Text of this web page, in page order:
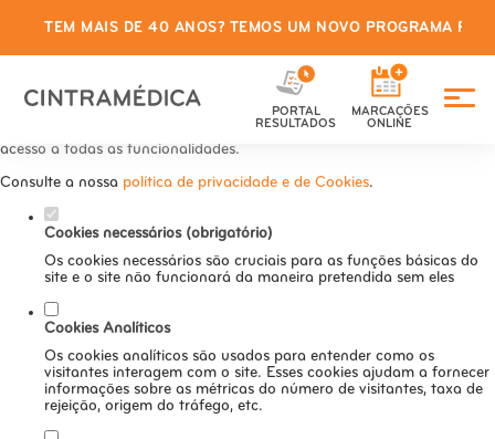
Defina as suas preferências de
cookies para este website.
Este website utiliza cookies estritamente necessários, analíticos e
acesso a todas as funcionalidades.
Consulte a nossa política de privacidade e de Cookies.
Cookies necessários (obrigatório)
Os cookies necessários são cruciais para as funções básicas do
site e o site não funcionará da maneira pretendida sem eles
Cookies Analíticos
Os cookies analíticos são usados para entender como os
visitantes interagem com o site. Esses cookies ajudam a fornecer
informações sobre as métricas do número de visitantes, taxa de
rejeição, origem do tráfego, etc.
TEM MAIS DE 40 ANOS? TEMOS UM NOVO PROGRAMA
PORTAL
RESULTADOS
MARCAÇÕES
ONLINE